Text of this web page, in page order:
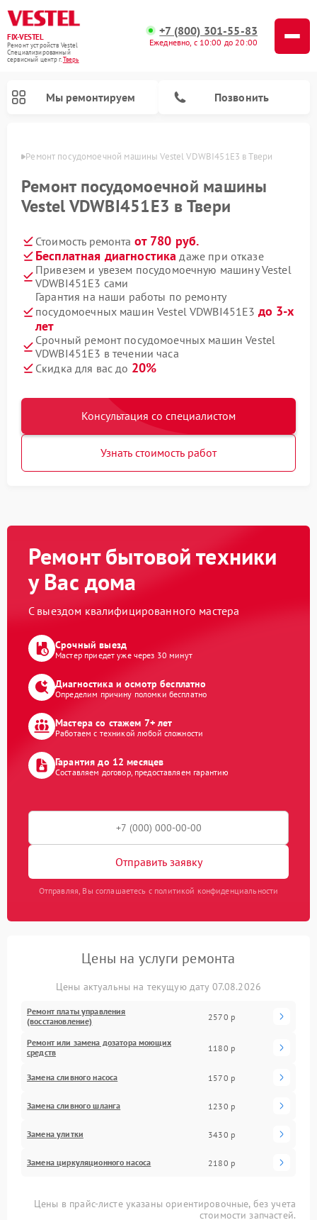
FIX-VESTEL
Ремонт устройств Vestel
Специализированный
cервисный центр г.Тверь
+7 (800) 301-55-83
Ежедневно, с 10:00 до 20:00
Мы ремонтируем Позвонить
Ремонт посудомоечной машины Vestel VDWBI451E3 в Твери
Ремонт посудомоечной машины
Vestel VDWBI451E3 в Твери
Стоимость ремонта от 780 руб.
Бесплатная диагностика даже при отказе
Привезем и увезем посудомоечную машину Vestel
VDWBI451E3 сами
Гарантия на наши работы по ремонту
посудомоечных машин Vestel VDWBI451E3 до 3-х
лет
Срочный ремонт посудомоечных машин Vestel
VDWBI451E3 в течении часа
Скидка для вас до 20%
Консультация со специалистом
Узнать стоимость работ
Ремонт бытовой техники
у Вас дома
С выездом квалифицированного мастера
Срочный выезд
Мастер приедет уже через 30 минут
Диагностика и осмотр бесплатно
Определим причину поломки бесплатно
Мастера со стажем 7+ лет
Работаем с техникой любой сложности
Гарантия до 12 месяцев
Составляем договор, предоставляем гарантию
Отправить заявку
Отправляя, Вы соглашаетесь с политикой конфиденциальности
Цены на услуги ремонта
Цены актуальны на текущую дату 07.08.2026
Ремонт платы управления
(восстановление)
2570 р
Ремонт или замена дозатора моющих
средств
1180 р
Замена сливного насоса 1570 р
Замена сливного шланга 1230 р
Замена улитки 3430 р
Замена циркуляционного насоса 2180 р
Цены в прайс-листе указаны ориентировочные, без учета
стоимости запчастей.